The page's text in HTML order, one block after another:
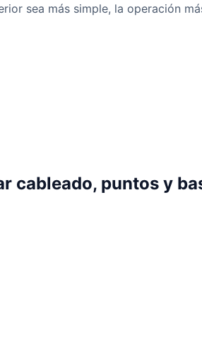
sea más simple, la operación
cableado, puntos y